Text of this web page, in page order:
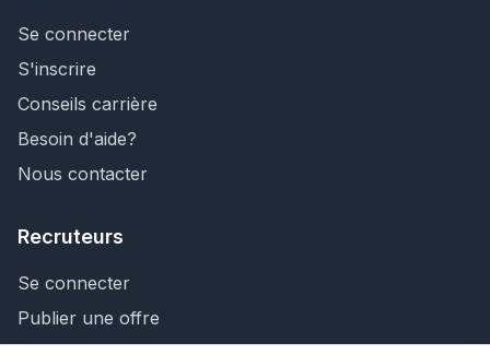
Se connecter
S'inscrire
Conseils carrière
Besoin d'aide?
Nous contacter
Recruteurs
Se connecter
Publier une offre